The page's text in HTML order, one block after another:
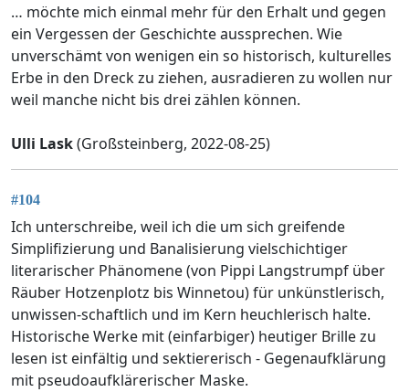
… möchte mich einmal mehr für den Erhalt und gegen
ein Vergessen der Geschichte aussprechen. Wie
unverschämt von wenigen ein so historisch, kulturelles
Erbe in den Dreck zu ziehen, ausradieren zu wollen nur
weil manche nicht bis drei zählen können.
Ulli Lask(Großsteinberg, 2022-08-25)
#104
Ich unterschreibe, weil ich die um sich greifende
Simplifizierung und Banalisierung vielschichtiger
literarischer Phänomene (von Pippi Langstrumpf über
Räuber Hotzenplotz bis Winnetou) für unkünstlerisch,
unwissen-schaftlich und im Kern heuchlerisch halte.
Historische Werke mit (einfarbiger) heutiger Brille zu
lesen ist einfältig und sektiererisch - Gegenaufklärung
mit pseudoaufklärerischer Maske.